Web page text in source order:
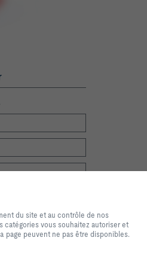
du site et au contrôle de nos
vous souhaitez autoriser et
page peuvent ne pas être disponibles.